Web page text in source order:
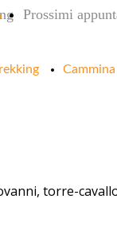
Prossimi
torre-